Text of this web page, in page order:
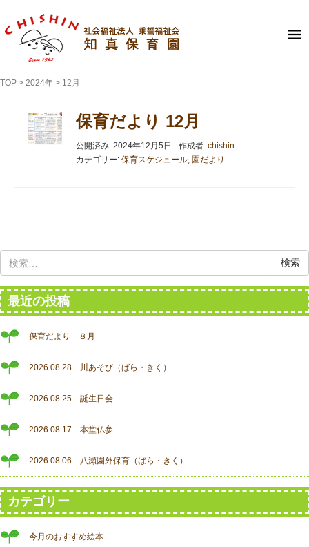
TOP > 2024年 > 12月
保育だより 12月
公開済み: 2024年12月5日 作成者: chishin
カテゴリー: 保育スケジュール, 園だより
最近の投稿
保育だより ８月
2026.08.28 川あそび（ばら・きく）
2026.08.25 誕生日会
2026.08.17 本堂仏参
2026.08.06 八瀬園外保育（ばら・きく）
カテゴリー
今月のおすすめ絵本